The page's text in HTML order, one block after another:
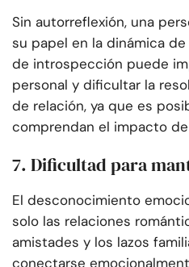
Sin autorreflexión, una
su papel en la dinámica
de introspección puede
personal y dificultar la
de relación, ya que es
comprendan el impacto
7. Dificultad para
El desconocimiento
solo las relaciones
amistades y los lazos
conectarse